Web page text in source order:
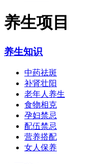
养生项目
养生知识
中药祛斑
补肾壮阳
老年人养生
食物相克
孕妇禁忌
配伍禁忌
营养搭配
女人保养